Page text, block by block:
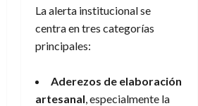
La alerta institucional se
centra en tres categorías
principales:
Aderezos de elaboración
artesanal, especialmente la